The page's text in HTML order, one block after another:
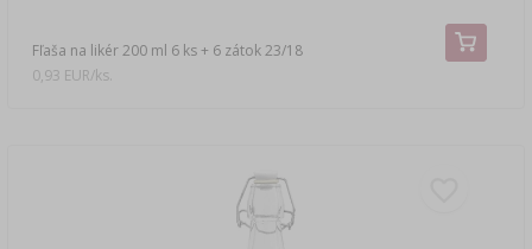
Fľaša na likér 200 ml 6 ks + 6 zátok 23/18
0,93 EUR/ks.